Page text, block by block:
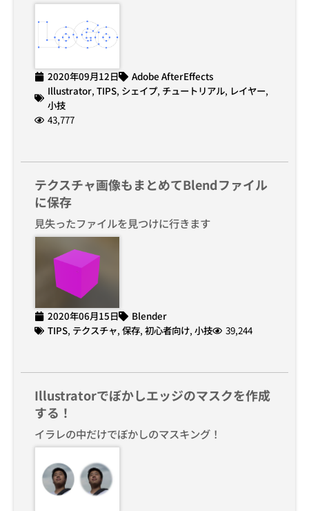
2020年09月12日
Adobe AfterEffects
Illustrator, TIPS, シェイプ, チュートリアル, レイヤー,
小技
43,777
テクスチャ画像もまとめてBlendファイル
に保存
見失ったファイルを見つけに行きます
2020年06月15日
Blender
TIPS, テクスチャ, 保存, 初心者向け, 小技 39,244
Illustratorでぼかしエッジのマスクを作成
する！
イラレの中だけでぼかしのマスキング！